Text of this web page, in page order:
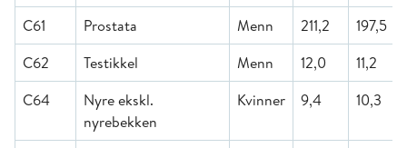
C61 Prostata Menn 211,2
197,5
C62
Testikkel Menn 12,0
11,2
C64
Nyre ekskl.
nyrebekken
Kvinner 9,4 10,3